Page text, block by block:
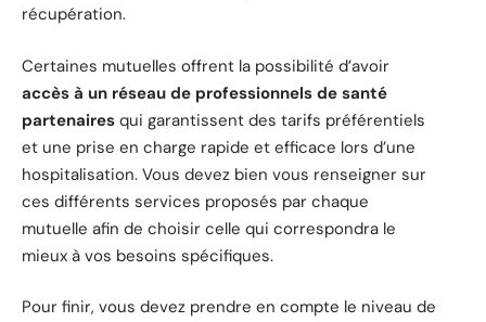
récupération.
Certaines mutuelles offrent la possibilité d’avoir
accès à un réseau de professionnels de santé
partenaires qui garantissent des tarifs préférentiels
et une prise en charge rapide et efficace lors d’une
hospitalisation. Vous devez bien vous renseigner sur
ces différents services proposés par chaque
mutuelle afin de choisir celle qui correspondra le
mieux à vos besoins spécifiques.
Pour finir, vous devez prendre en compte le niveau de